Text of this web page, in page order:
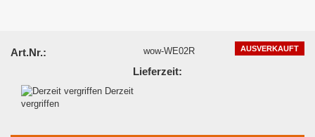
AUSVERKAUFT
Art.Nr.: wow-WE02R
Lieferzeit:
Derzeit
vergriffen